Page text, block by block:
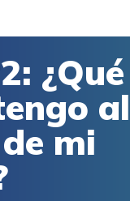
¿Qué
al
mi